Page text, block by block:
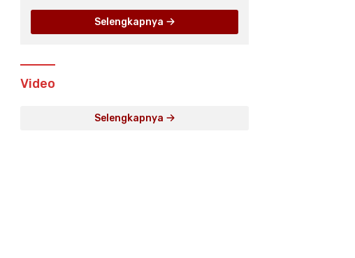
Dukung Abang None
Selengkapnya
Video
Selengkapnya